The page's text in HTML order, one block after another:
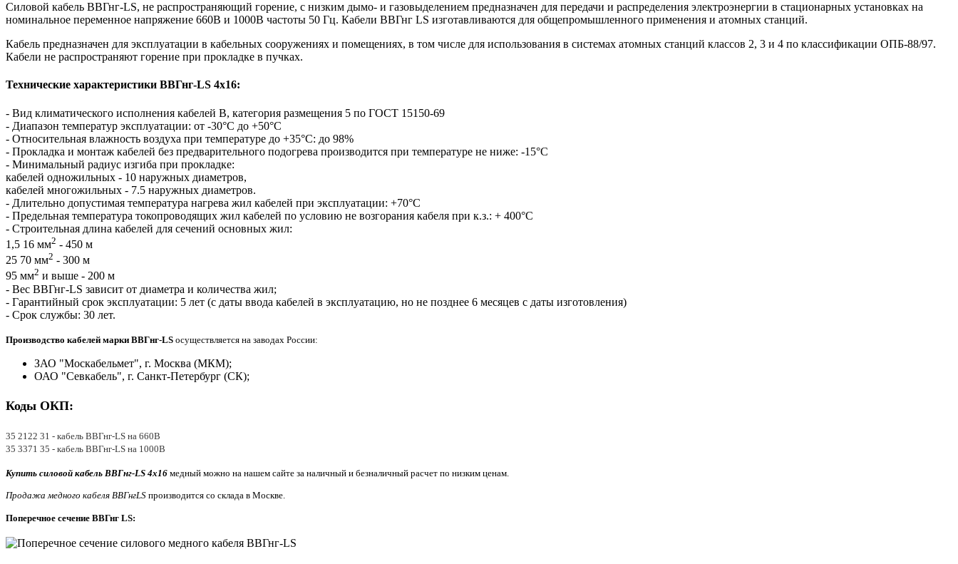
Силовой кабель ВВГнг-LS, не распространяющий горение, с низким дымо- и газовыделением предназначен для передачи и распределения электроэнергии в стационарных установках на
номинальное переменное напряжение 660В и 1000В частоты 50 Гц. Кабели ВВГнг LS изготавливаются для общепромышленного применения и атомных станций.
Кабель предназначен для эксплуатации в кабельных сооружениях и помещениях, в том числе для использования в системах атомных станций классов 2, 3 и 4 по классификации ОПБ-88/97.
Кабели не распространяют горение при прокладке в пучках.
Технические характеристики ВВГнг-LS 4х16:
- Вид климатического исполнения кабелей В, категория размещения 5 по ГОСТ 15150-69
- Диапазон температур эксплуатации: от -30°С до +50°С
- Относительная влажность воздуха при температуре до +35°С: до 98%
- Прокладка и монтаж кабелей без предварительного подогрева производится при температуре не ниже: -15°С
- Минимальный радиус изгиба при прокладке:
кабелей одножильных - 10 наружных диаметров,
кабелей многожильных - 7.5 наружных диаметров.
- Длительно допустимая температура нагрева жил кабелей при эксплуатации: +70°С
- Предельная температура токопроводящих жил кабелей по условию не возгорания кабеля при к.з.: + 400°С
- Строительная длина кабелей для сечений основных жил:
1,5 16 мм2 - 450 м
25 70 мм2 - 300 м
95 мм2 и выше - 200 м
- Вес ВВГнг-LS зависит от диаметра и количества жил;
- Гарантийный срок эксплуатации: 5 лет (с даты ввода кабелей в эксплуатацию, но не позднее 6 месяцев с даты изготовления)
- Срок службы: 30 лет.
Производство кабелей марки ВВГнг-LS осуществляется на заводах России:
ЗАО "Москабельмет", г. Москва (МКМ);
ОАО "Севкабель", г. Санкт-Петербург (СК);
Коды ОКП:
35 2122 31 - кабель ВВГнг-LS на 660В
35 3371 35 - кабель ВВГнг-LS на 1000В
Купить силовой кабель ВВГнг-LS 4х16 медный можно на нашем сайте за наличный и безналичный расчет по низким ценам.
Продажа медного кабеля ВВГнгLS производится со склада в Москве.
Поперечное сечение ВВГнг LS: